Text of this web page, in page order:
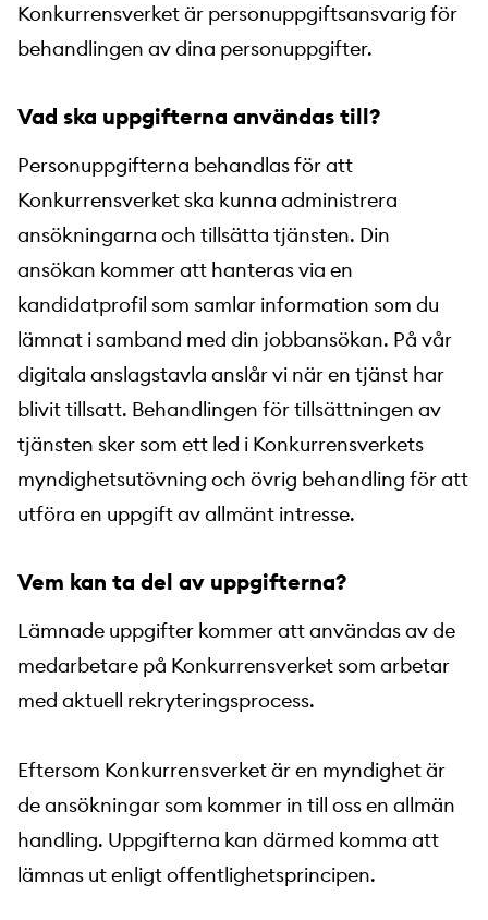
Konkurrensverket är personuppgiftsansvarig för
behandlingen av dina personuppgifter.
Vad ska uppgifterna användas till?
Personuppgifterna behandlas för att
Konkurrensverket ska kunna administrera
ansökningarna och tillsätta tjänsten. Din
ansökan kommer att hanteras via en
kandidatprofil som samlar information som du
lämnat i samband med din jobbansökan. På vår
digitala anslagstavla anslår vi när en tjänst har
blivit tillsatt. Behandlingen för tillsättningen av
tjänsten sker som ett led i Konkurrensverkets
myndighetsutövning och övrig behandling för att
utföra en uppgift av allmänt intresse.
Vem kan ta del av uppgifterna?
Lämnade uppgifter kommer att användas av de
medarbetare på Konkurrensverket som arbetar
med aktuell rekryteringsprocess.
Eftersom Konkurrensverket är en myndighet är
de ansökningar som kommer in till oss en allmän
handling. Uppgifterna kan därmed komma att
lämnas ut enligt offentlighetsprincipen.